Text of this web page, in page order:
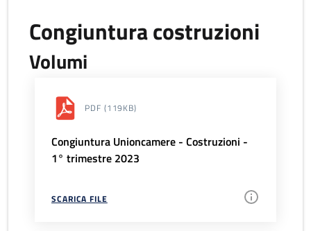
Congiuntura costruzioni
Volumi
PDF (119KB)
Congiuntura Unioncamere - Costruzioni -
1° trimestre 2023
SCARICA FILE